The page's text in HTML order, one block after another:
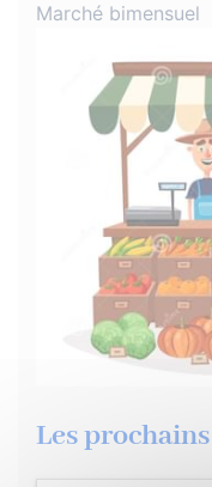
Marché bimensuel
Les